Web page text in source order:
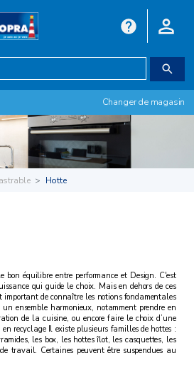
Changer de magasin
Hotte
bon équilibre entre performance et Design. C'est
qui guide le choix. Mais en dehors de ces
important de connaître les notions fondamentales
ensemble harmonieux, notamment prendre en
de la cuisine, ou encore faire le choix d’une
recyclage Il existe plusieurs familles de hottes :
les box, les hottes îlot, les casquettes, les
travail. Certaines peuvent être suspendues au